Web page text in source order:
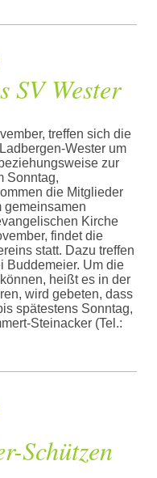
SV Wester
treffen sich die
Wester um
zur
Sonntag,
die Mitglieder
gemeinsamen
Kirche
findet die
statt. Dazu treffen
Buddemeier. Um die
heißt es in der
wird gebeten, dass
spätestens Sonntag,
Steinacker (Tel.:
Schützen